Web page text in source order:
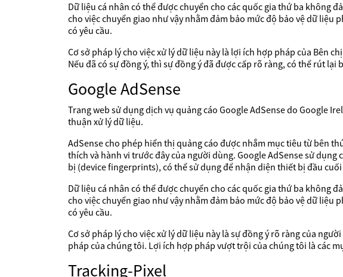
Dữ liệu cá nhân có thể được chuyển cho các quốc gia thứ ba không
cho việc chuyển giao như vậy nhằm đảm bảo mức độ bảo vệ dữ
có yêu cầu.
Cơ sở pháp lý cho việc xử lý dữ liệu này là lợi ích hợp pháp của Bên
Nếu đã có sự đồng ý, thì sự đồng ý đã được cấp rõ ràng, có thể rút lại
Google AdSense
Trang web sử dụng dịch vụ quảng cáo Google AdSense do Google
thuận xử lý dữ liệu.
AdSense cho phép hiển thị quảng cáo được nhắm mục tiêu từ bên
thích và hành vi trước đây của người dùng. Google AdSense sử
bị (device fingerprints), có thể sử dụng để nhận diện thiết bị đầu
Dữ liệu cá nhân có thể được chuyển cho các quốc gia thứ ba không
cho việc chuyển giao như vậy nhằm đảm bảo mức độ bảo vệ dữ
có yêu cầu.
Cơ sở pháp lý cho việc xử lý dữ liệu này là sự đồng ý rõ ràng của
pháp của chúng tôi. Lợi ích hợp pháp vượt trội của chúng tôi là các
Tracking-Pixel